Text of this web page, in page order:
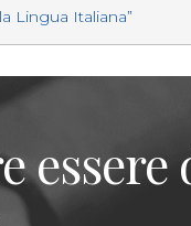
Lingua Italiana”
essere